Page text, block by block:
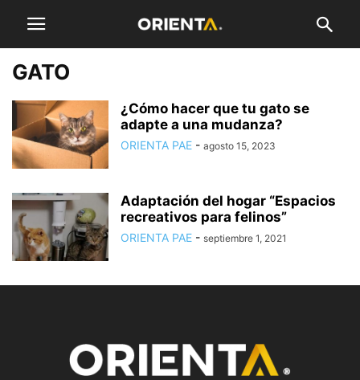
GATO
¿Cómo hacer que tu gato se
adapte a una mudanza?
ORIENTA PAE - agosto 15, 2023
Adaptación del hogar “Espacios
recreativos para felinos”
ORIENTA PAE - septiembre 1, 2021